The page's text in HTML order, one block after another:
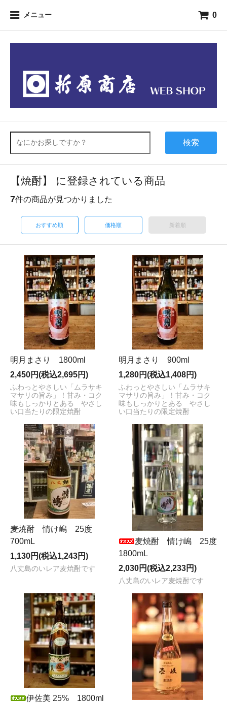
メニュー 0
検索
【焼酎】 に登録されている商品
7件の商品が見つかりました
おすすめ順 価格順 新着順
明月まさり 1800ml
2,450円(税込2,695円)
ふわっとやさしい「ムラサキ
マサリの旨み」！甘み・コク
味もしっかりとある やさし
い口当たりの限定焼酎
明月まさり 900ml
1,280円(税込1,408円)
ふわっとやさしい「ムラサキ
マサリの旨み」！甘み・コク
味もしっかりとある やさし
い口当たりの限定焼酎
麦焼酎 情け嶋 25度
700mL
1,130円(税込1,243円)
八丈島のいレア麦焼酎です
麦焼酎 情け嶋 25度
1800mL
2,030円(税込2,233円)
八丈島のいレア麦焼酎です
伊佐美 25% 1800ml